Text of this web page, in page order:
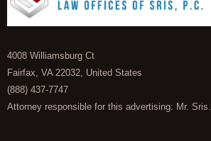
4008 Williamsburg Ct
Fairfax, VA 22032, United States
(888) 437-7747
Attorney responsible for this advertising: Mr. Sris.